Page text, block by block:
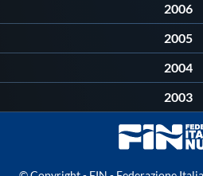
2006
2005
2004
2003